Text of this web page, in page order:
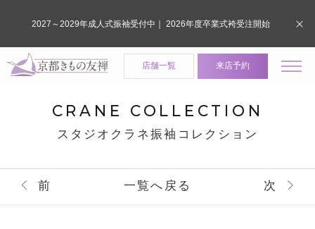
店舗一覧 来店予約
CRANE COLLECTION
スタジオクラネ振袖コレクション
前 一覧へ戻る 次
2027～2029年成人式振袖受付中｜ 2026年度卒業式袴受注開始